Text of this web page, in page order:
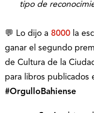
tipo de
💬 Lo dijo a 8000 la
ganar el segundo
de Cultura de la
para libros publicados
#OrgulloBahiense